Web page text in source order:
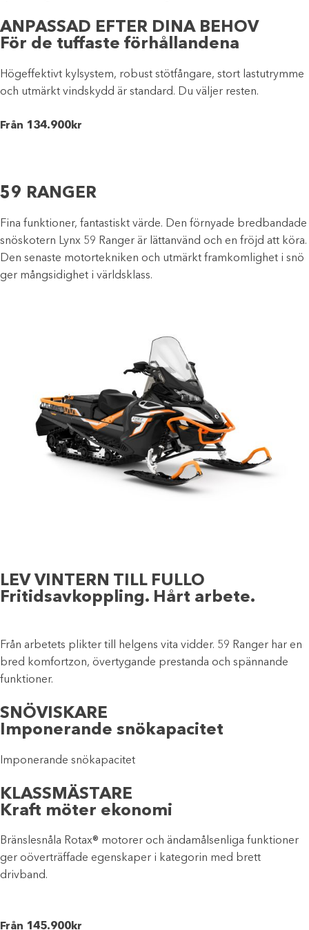
ANPASSAD EFTER DINA BEHOV
För de tuffaste förhållandena
Högeffektivt kylsystem, robust stötfångare, stort lastutrymme
och utmärkt vindskydd är standard. Du väljer resten.
Från 134.900kr
59 RANGER
Fina funktioner, fantastiskt värde. Den förnyade bredbandade
snöskotern Lynx 59 Ranger är lättanvänd och en fröjd att köra.
Den senaste motortekniken och utmärkt framkomlighet i snö
ger mångsidighet i världsklass.
LEV VINTERN TILL FULLO
Fritidsavkoppling. Hårt arbete.
Från arbetets plikter till helgens vita vidder. 59 Ranger har en
bred komfortzon, övertygande prestanda och spännande
funktioner.
SNÖVISKARE
Imponerande snökapacitet
Imponerande snökapacitet
KLASSMÄSTARE
Kraft möter ekonomi
Bränslesnåla Rotax® motorer och ändamålsenliga funktioner
ger oöverträffade egenskaper i kategorin med brett
drivband.
Från 145.900kr